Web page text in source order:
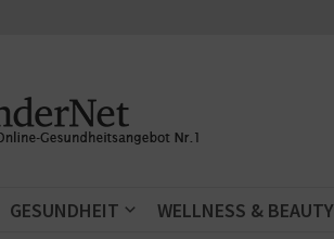
GESUNDHEIT WELLNESS & BEAUTY